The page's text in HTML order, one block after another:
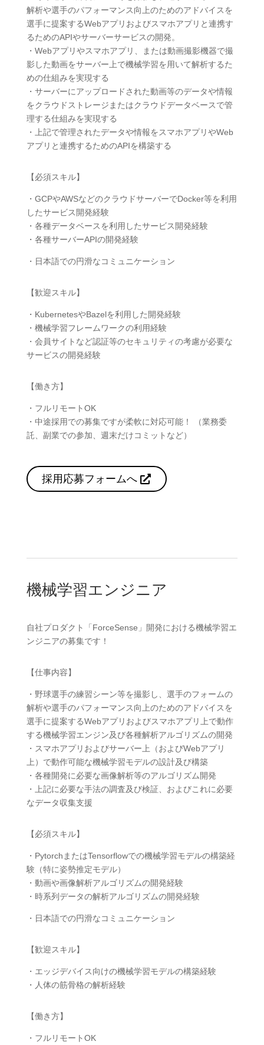
解析や選手のパフォーマンス向上のためのアドバイスを
選手に提案するWebアプリおよびスマホアプリと連携す
るためのAPIやサーバーサービスの開発。
・Webアプリやスマホアプリ、または動画撮影機器で撮
影した動画をサーバー上で機械学習を用いて解析するた
めの仕組みを実現する
・サーバーにアップロードされた動画等のデータや情報
をクラウドストレージまたはクラウドデータベースで管
理する仕組みを実現する
・上記で管理されたデータや情報をスマホアプリやWeb
アプリと連携するためのAPIを構築する
【必須スキル】
・GCPやAWSなどのクラウドサーバーでDocker等を利用
したサービス開発経験
・各種データベースを利用したサービス開発経験
・各種サーバーAPIの開発経験
・日本語での円滑なコミュニケーション
【歓迎スキル】
・KubernetesやBazelを利用した開発経験
・機械学習フレームワークの利用経験
・会員サイトなど認証等のセキュリティの考慮が必要な
サービスの開発経験
【働き方】
・フルリモートOK
・中途採用での募集ですが柔軟に対応可能！ （業務委
託、副業での参加、週末だけコミットなど）
採用応募フォームへ
機械学習エンジニア
自社プロダクト「ForceSense」開発における機械学習エ
ンジニアの募集です！
【仕事内容】
・野球選手の練習シーン等を撮影し、選手のフォームの
解析や選手のパフォーマンス向上のためのアドバイスを
選手に提案するWebアプリおよびスマホアプリ上で動作
する機械学習エンジン及び各種解析アルゴリズムの開発
・スマホアプリおよびサーバー上（およびWebアプリ
上）で動作可能な機械学習モデルの設計及び構築
・各種開発に必要な画像解析等のアルゴリズム開発
・上記に必要な手法の調査及び検証、およびこれに必要
なデータ収集支援
【必須スキル】
・PytorchまたはTensorflowでの機械学習モデルの構築経
験（特に姿勢推定モデル）
・動画や画像解析アルゴリズムの開発経験
・時系列データの解析アルゴリズムの開発経験
・日本語での円滑なコミュニケーション
【歓迎スキル】
・エッジデバイス向けの機械学習モデルの構築経験
・人体の筋骨格の解析経験
【働き方】
・フルリモートOK